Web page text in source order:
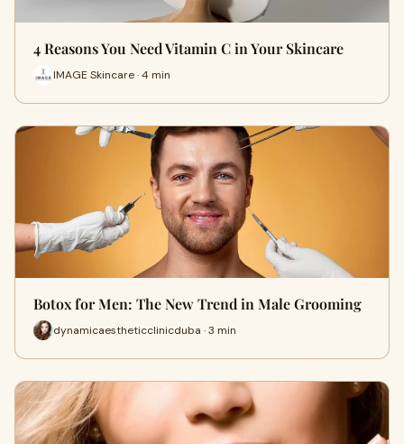
4 Reasons You Need Vitamin C in Your Skincare
IMAGE Skincare · 4 min
Botox for Men: The New Trend in Male Grooming
dynamicaestheticclinicduba · 3 min